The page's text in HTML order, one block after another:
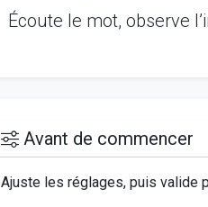
Écoute le mot, observe
Avant de commencer
Ajuste les réglages, puis valide